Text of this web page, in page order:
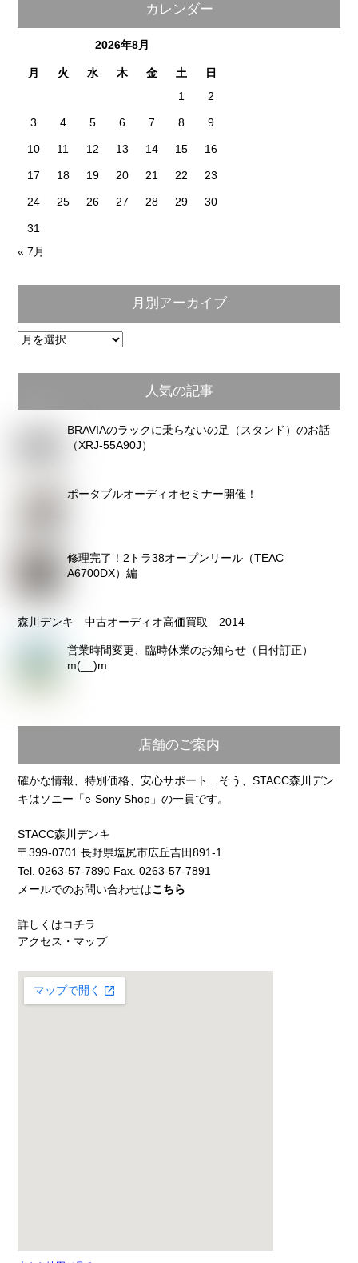
カレンダー
2026年8月
月 火 水 木 金 土
日
1
2
3 4 5 6 7 8 9
10 11 12 13 14 15 16
17 18 19 20 21 22 23
24 25 26 27 28 29 30
31
« 7月
月別アーカイブ
月
ア
カ
人気の記事
BRAVIAのラックに乗らないの足（スタンド）のお話
（XRJ-55A90J）
ポータブルオーディオセミナー開催！
修理完了！2トラ38オープンリール（TEAC
A6700DX）編
森川デンキ 中古オーディオ高価買取 2014
営業時間変更、臨時休業のお知らせ（日付訂正）
m(__)m
店舗のご案内
確かな情報、特別価格、安心サポート…そう、STACC森川デン
キはソニー「e-Sony Shop」の一員です。
STACC森川デンキ
〒399-0701 長野県塩尻市広丘吉田891-1
Tel. 0263-57-7890 Fax. 0263-57-7891
メールでのお問い合わせはこちら
詳しくはコチラ
アクセス・マップ